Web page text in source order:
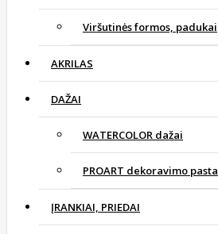
Viršutinės formos, padukai
AKRILAS
DAŽAI
WATERCOLOR dažai
PROART dekoravimo pasta
ĮRANKIAI, PRIEDAI